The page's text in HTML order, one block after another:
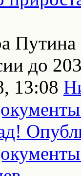
Путина
до
13:08